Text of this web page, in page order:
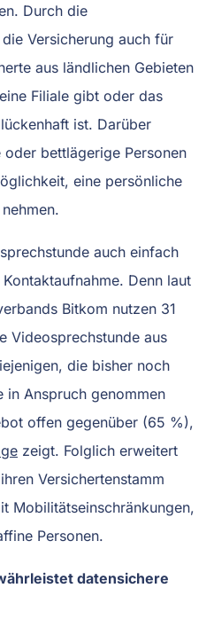
Durch die
Versicherung auch für
aus ländlichen Gebieten
Filiale gibt oder das
ist. Darüber
bettlägerige Personen
eine persönliche
auch einfach
Denn laut
Bitkom nutzen 31
Videosprechstunde aus
die bisher noch
in Anspruch genommen
offen gegenüber (65 %),
zeigt. Folglich erweitert
Versichertenstamm
Mobilitätseinschränkungen,
Personen.
datensichere